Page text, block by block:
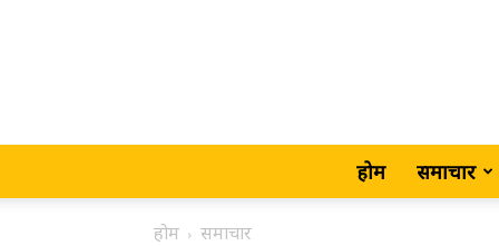
होम समाचार
होम समाचार